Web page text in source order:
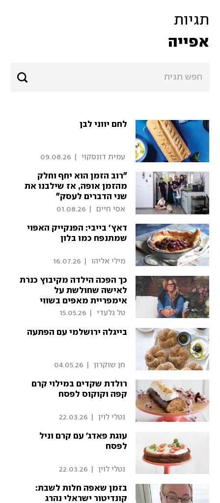
תגיות
אפייה
לחם יווני לבן
עמית דונסקוי 09.08.26
״רוב הזמן הוא יחף וחלק
מהזמן אופה, אז שילבנו את
שני הדברים לעסק״
אסי חיים 01.08.26
דאץ' בייבי: הפנקייק האפוי
שמתנפח כמו בלון
מילי אליהו 16.07.26
כך הפכה הילדה מקיבוץ כנרת
לאישה שחולשת על
אימפריית מאפים בשווי
מיליארד דולר
טל גלעדי 15.05.26
בייגלה ירושלמי עם הפתעה
חן שוקרון 04.05.26
רולדת שקדים במילוי קרם
קפה וקוקוס לפסח
נטלי לוין 22.03.26
עוגת פאדג' עם קרם וניל
לפסח
נטלי לוין 22.03.26
בזמן שאפה חלות לשבת:
קונדיטור ישראלי נהרג